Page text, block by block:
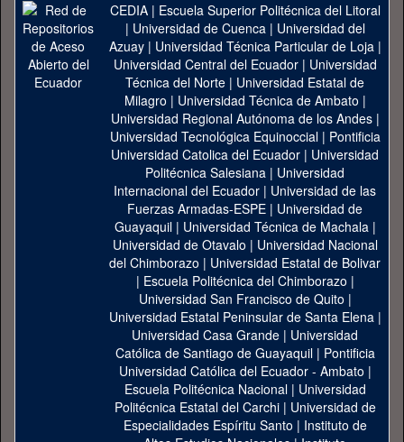
CEDIA| Escuela Superior Politécnica del Litoral
| Universidad de Cuenca| Universidad del
Azuay| Universidad Técnica Particular de Loja|
Universidad Central del Ecuador| Universidad
Técnica del Norte | Universidad Estatal de
Milagro | Universidad Técnica de Ambato |
Universidad Regional Autónoma de los Andes|
Universidad Tecnológica Equinoccial| Pontificia
Universidad Catolica del Ecuador | Universidad
Politécnica Salesiana | Universidad
Internacional del Ecuador | Universidad de las
Fuerzas Armadas-ESPE | Universidad de
Guayaquil| Universidad Técnica de Machala|
Universidad de Otavalo | Universidad Nacional
del Chimborazo | Universidad Estatal de Bolivar
| Escuela Politécnica del Chimborazo |
Universidad San Francisco de Quito |
Universidad Estatal Peninsular de Santa Elena|
Universidad Casa Grande | Universidad
Católica de Santiago de Guayaquil| Pontificia
Universidad Católica del Ecuador - Ambato |
Escuela Politécnica Nacional| Universidad
Politécnica Estatal del Carchi| Universidad de
Especialidades Espíritu Santo | Instituto de